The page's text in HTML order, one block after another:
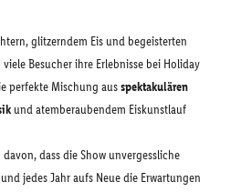
glitzerndem Eis und begeisterten
Besucher ihre Erlebnisse bei Holiday
perfekte Mischung ausspektakulären
und atemberaubendem Eiskunstlauf
dass die Show unvergessliche
jedes Jahr aufs Neue die Erwartungen